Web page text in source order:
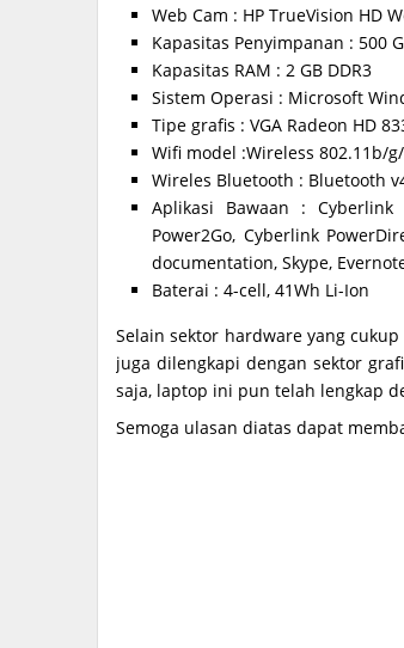
Web Cam : HP TrueVision HD
Kapasitas Penyimpanan : 500
Kapasitas RAM : 2 GB DDR3
Sistem Operasi : Microsoft
Tipe grafis : VGA Radeon HD
Wifi model :Wireless 802.11b/
Wireles Bluetooth : Bluetooth
Aplikasi Bawaan : Cyberlink
Power2Go, Cyberlink
documentation, Skype,
Baterai : 4-cell, 41Wh Li-Ion
Selain sektor hardware yang
juga dilengkapi dengan sektor
saja, laptop ini pun telah lengkap
Semoga ulasan diatas dapat